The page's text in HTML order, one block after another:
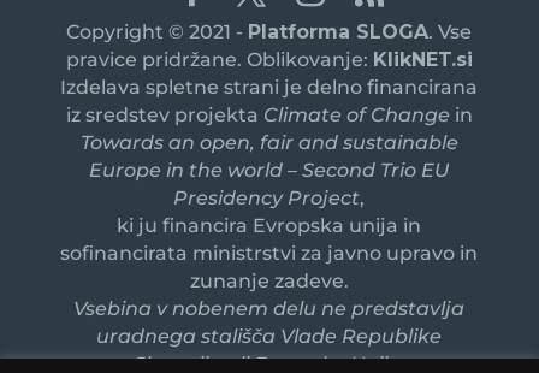
Copyright © 2021 - Platforma SLOGA. Vse
pravice pridržane. Oblikovanje: KlikNET.si
Izdelava spletne strani je delno financirana
iz sredstev projekta Climate of Change in
Towards an open, fair and sustainable
Europe in the world – Second Trio EU
Presidency Project,
ki ju financira Evropska unija in
sofinancirata ministrstvi za javno upravo in
zunanje zadeve.
Vsebina v nobenem delu ne predstavlja
uradnega stališča Vlade Republike
Slovenije ali Evropske Unije.